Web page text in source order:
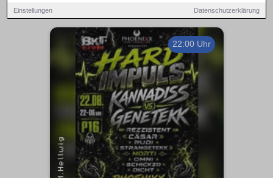
Einstellungen Datenschutzerklärung
22:00 Uhr